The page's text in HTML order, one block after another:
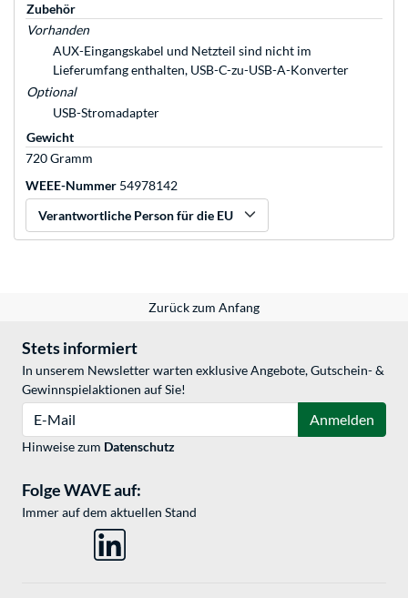
Zubehör
Vorhanden
AUX-Eingangskabel und Netzteil sind nicht im
Lieferumfang enthalten, USB-C-zu-USB-A-Konverter
Optional
USB-Stromadapter
Gewicht
720 Gramm
WEEE-Nummer 54978142
Verantwortliche Person für die EU
Zurück zum Anfang
Stets informiert
In unserem Newsletter warten exklusive Angebote, Gutschein- &
Gewinnspielaktionen auf Sie!
Anmelden
Hinweise zum Datenschutz
Folge WAVE auf:
Immer auf dem aktuellen Stand